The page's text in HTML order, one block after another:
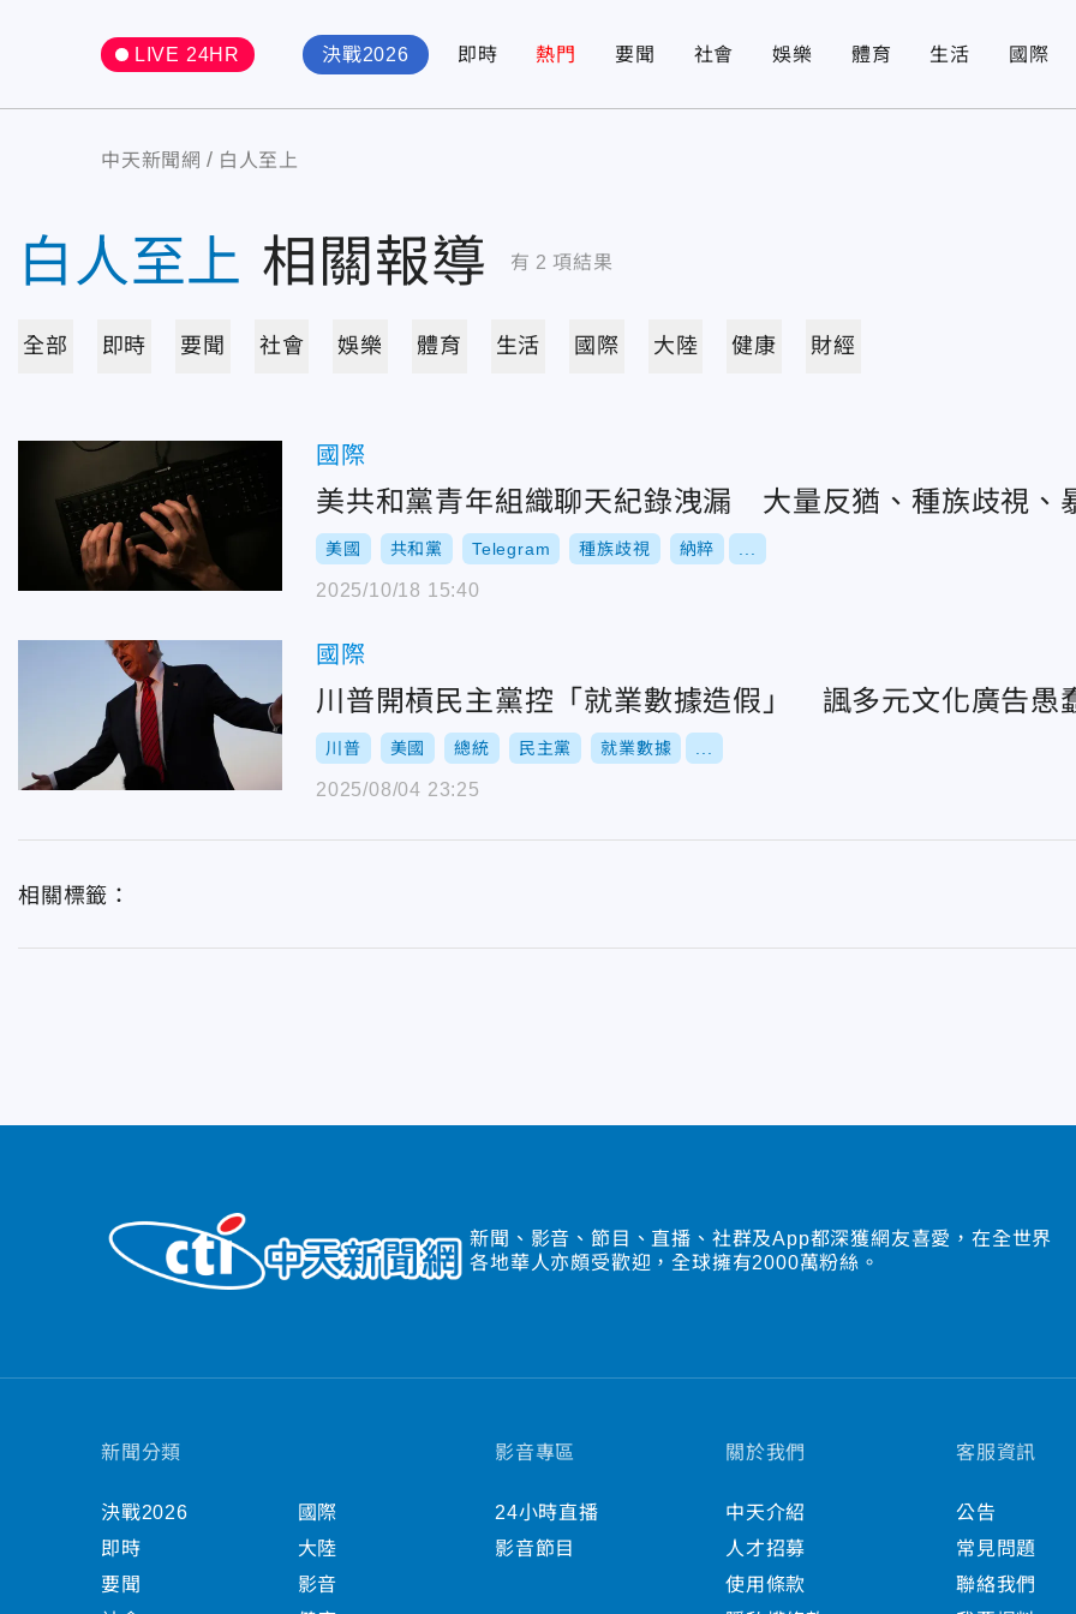
LIVE 24HR 決戰2026 即時 熱門 要聞 社會 娛樂 體育 生活 國際
中天新聞網 白人至上
白人至上 相關報導 有 2 項結果
全部 即時 要聞 社會 娛樂 體育 生活 國際 大陸 健康 財經
國際
美共和黨青年組織聊天紀錄洩漏 大量反猶、種族歧視、
美國 共和黨 Telegram 種族歧視 納粹
2025/10/18 15:40
國際
川普開槓民主黨控「就業數據造假」 諷多元文化廣告愚
川普 美國 總統 民主黨 就業數據
2025/08/04 23:25
相關標籤：
新聞、影音、節目、直播、社群及App都深獲網友喜愛，在全世界
各地華人亦頗受歡迎，全球擁有2000萬粉絲。
新聞分類
決戰2026
即時
要聞
國際
大陸
影音
影音專區
24小時直播
影音節目
關於我們
中天介紹
人才招募
使用條款
客服資訊
公告
常見問題
聯絡我們